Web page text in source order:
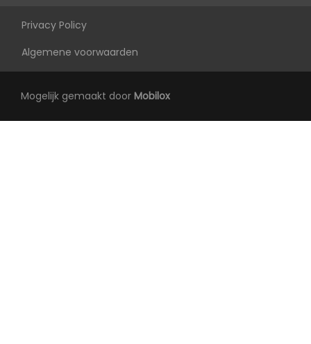
Privacy Policy
Algemene voorwaarden
Mogelijk gemaakt door Mobilox